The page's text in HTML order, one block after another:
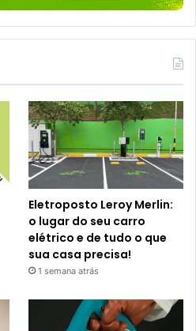
Eletroposto Leroy Merlin:
o lugar do seu carro
elétrico e de tudo o que
sua casa precisa!
1 semana atrás